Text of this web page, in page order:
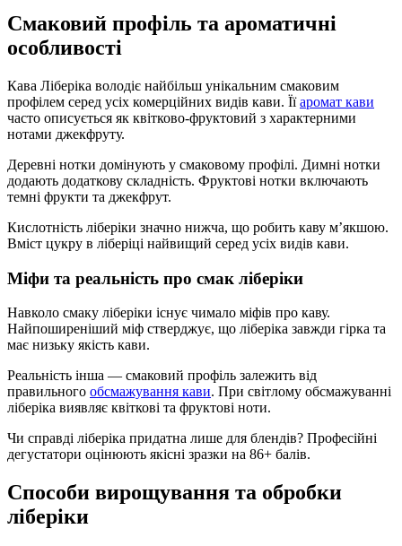
Смаковий профіль та ароматичні
особливості
Кава Ліберіка володіє найбільш унікальним смаковим
профілем серед усіх комерційних видів кави. Їїаромат кави
часто описується як квітково-фруктовий з характерними
нотами джекфруту.
Деревні нотки домінують у смаковому профілі. Димні нотки
додають додаткову складність. Фруктові нотки включають
темні фрукти та джекфрут.
Кислотність ліберіки значно нижча, що робить каву м’якшою.
Вміст цукру в ліберіці найвищий серед усіх видів кави.
Міфи та реальність про смак ліберіки
Навколо смаку ліберіки існує чимало міфів про каву.
Найпоширеніший міф стверджує, що ліберіка завжди гірка та
має низьку якість кави.
Реальність інша — смаковий профіль залежить від
правильного обсмажування кави. При світлому обсмажуванні
ліберіка виявляє квіткові та фруктові ноти.
Чи справді ліберіка придатна лише для блендів? Професійні
дегустатори оцінюють якісні зразки на 86+ балів.
Способи вирощування та обробки
ліберіки